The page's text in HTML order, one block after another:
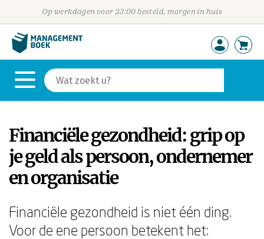
Op werkdagen voor 23:00 besteld, morgen in huis
Financiële gezondheid: grip op
je geld als persoon, ondernemer
en organisatie
Financiële gezondheid is niet één ding.
Voor de ene persoon betekent het: